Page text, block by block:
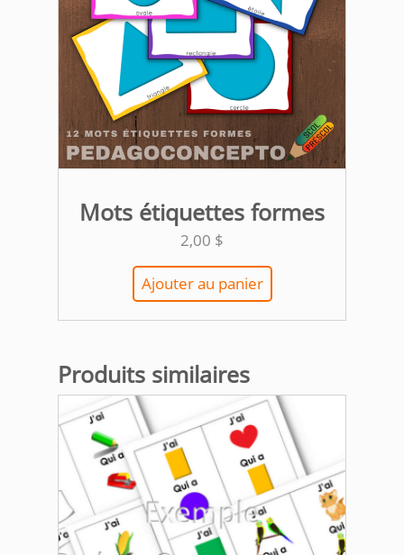
Mots étiquettes formes
2,00 $
Ajouter au panier
Produits similaires